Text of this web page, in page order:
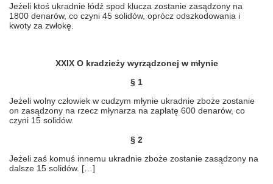
Jeżeli ktoś ukradnie łódź spod klucza zostanie zasądzony na
1800 denarów, co czyni 45 solidów, oprócz odszkodowania i
kwoty za zwłokę.
XXIX O kradzieży wyrządzonej w młynie
§ 1
Jeżeli wolny człowiek w cudzym młynie ukradnie zboże zostanie
on zasądzony na rzecz młynarza na zapłatę 600 denarów, co
czyni 15 solidów.
§ 2
Jeżeli zaś komuś innemu ukradnie zboże zostanie zasądzony na
dalsze 15 solidów. […]